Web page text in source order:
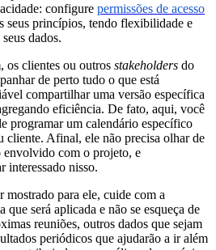
configure permissões de acesso
seus princípios, tendo flexibilidade e
dados.
os clientes ou outros stakeholders do
de perto tudo o que está
compartilhar uma versão específica
eficiência. De fato, aqui, você
programar um calendário específico
cliente. Afinal, ele não precisa olhar de
envolvido com o projeto, e
interessado nisso.
mostrado para ele, cuide com a
será aplicada e não se esqueça de
reuniões, outros dados que sejam
periódicos que ajudarão a ir além